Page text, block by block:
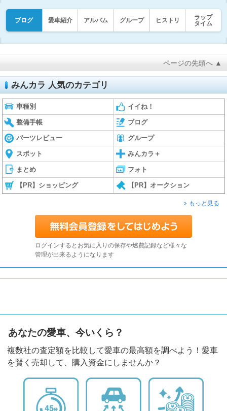
ブログ 愛車紹介 アルバム グループ ヒストリ
ラップ
タイム
ページの先頭へ ▲
みんカラ 人気のカテゴリ
車種別 イイね！
整備手帳 ブログ
パーツレビュー グループ
スポット みんカラ＋
まとめ フォト
【PR】ショッピング 【PR】オークション
もっと見る
ログインするとお気に入りの保存や燃費記録など様々な
管理が出来るようになります
あなたの愛車、今いくら？
複数社の査定額を比較して愛車の最高額を調べよう！愛車
を賢く売却して、購入資金にしませんか？